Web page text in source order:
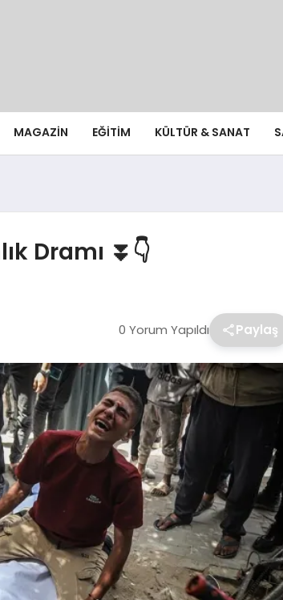
MAGAZIN EĞITIM KÜLTÜR & SANAT
Dramı ⏬👇
0 Yorum Yapıldı Paylaş